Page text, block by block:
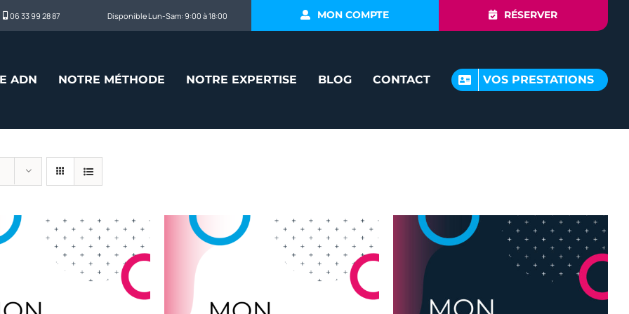
06 33 99 28 87 Disponible Lun-Sam: 9:00 à 18:00 MON COMPTE RÉSERVER
ADN NOTRE MÉTHODE NOTRE EXPERTISE BLOG CONTACT VOS PRESTATIONS